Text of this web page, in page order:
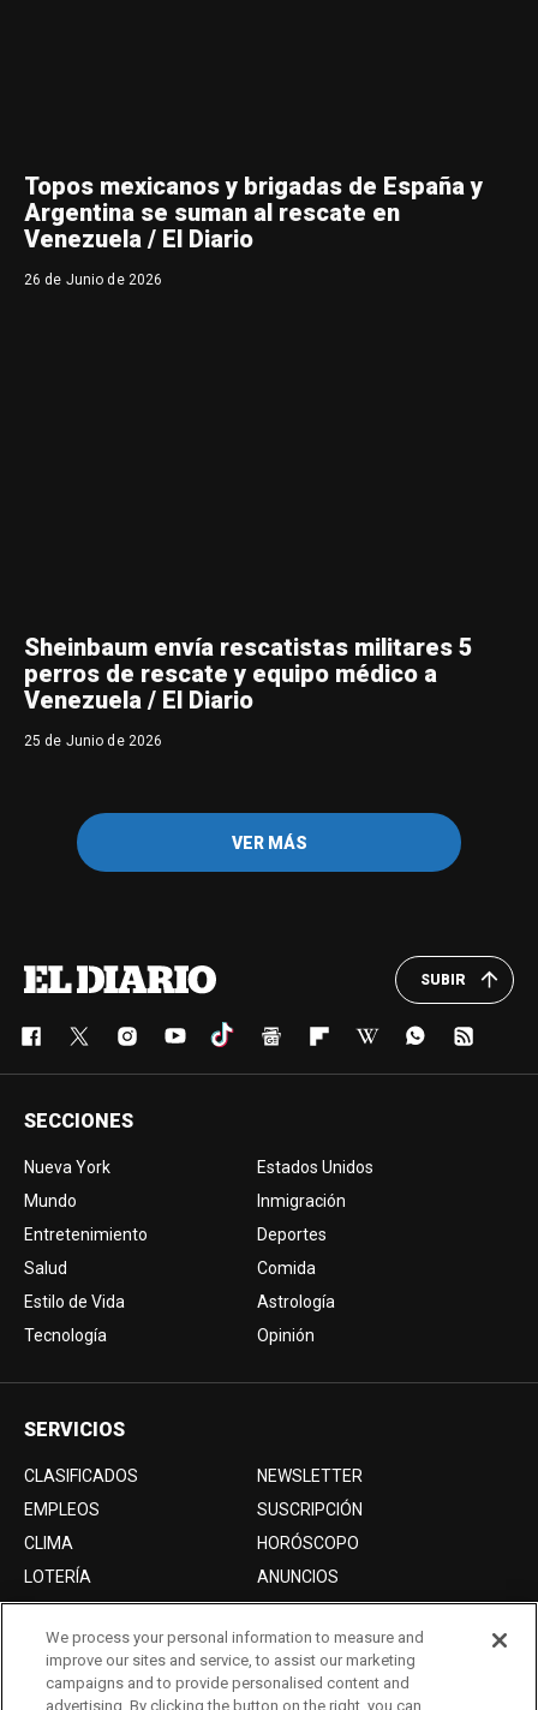
Topos mexicanos y brigadas de España y
Argentina se suman al rescate en
Venezuela / El Diario
26 de Junio de 2026
Sheinbaum envía rescatistas militares 5
perros de rescate y equipo médico a
Venezuela / El Diario
25 de Junio de 2026
VER MÁS
SUBIR
SECCIONES
Nueva York
Estados Unidos
Mundo
Inmigración
Entretenimiento
Deportes
Salud
Comida
Estilo de Vida
Astrología
Tecnología
Opinión
SERVICIOS
CLASIFICADOS
NEWSLETTER
EMPLEOS
SUSCRIPCIÓN
CLIMA
HORÓSCOPO
LOTERÍA
ANUNCIOS
Acerca de nosotros
Advertise with Us/Anuncios
We process your personal information to measure and
improve our sites and service, to assist our marketing
campaigns and to provide personalised content and
advertising. By clicking the button on the right, you can